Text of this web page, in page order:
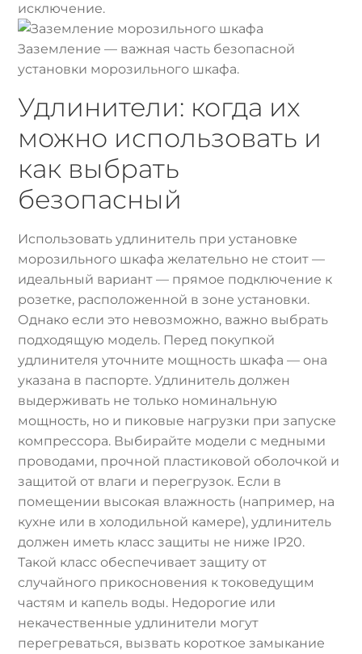
исключение.
Заземление — важная часть безопасной
установки морозильного шкафа.
Удлинители: когда их
можно использовать и
как выбрать
безопасный
Использовать удлинитель при установке
морозильного шкафа желательно не стоит —
идеальный вариант — прямое подключение к
розетке, расположенной в зоне установки.
Однако если это невозможно, важно выбрать
подходящую модель. Перед покупкой
удлинителя уточните мощность шкафа — она
указана в паспорте. Удлинитель должен
выдерживать не только номинальную
мощность, но и пиковые нагрузки при запуске
компрессора. Выбирайте модели с медными
проводами, прочной пластиковой оболочкой и
защитой от влаги и перегрузок. Если в
помещении высокая влажность (например, на
кухне или в холодильной камере), удлинитель
должен иметь класс защиты не ниже IP20.
Такой класс обеспечивает защиту от
случайного прикосновения к токоведущим
частям и капель воды. Недорогие или
некачественные удлинители могут
перегреваться, вызвать короткое замыкание